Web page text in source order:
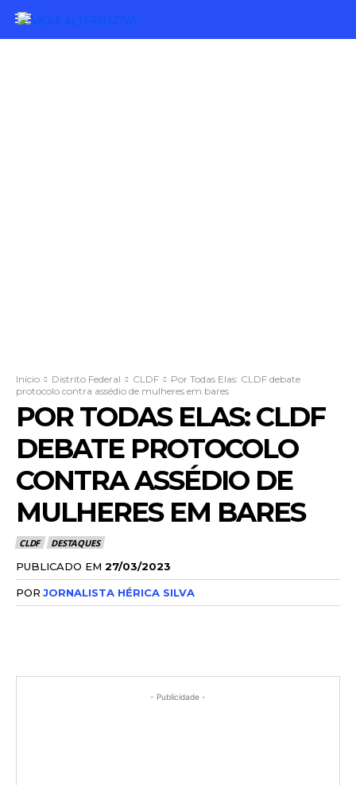
Início Distrito Federal CLDF
Por Todas Elas: CLDF debate
protocolo contra assédio de mulheres em bares
POR TODAS ELAS: CLDF
DEBATE PROTOCOLO
CONTRA ASSÉDIO DE
MULHERES EM BARES
CLDF DESTAQUES
PUBLICADO EM 27/03/2023
POR JORNALISTA HÉRICA SILVA
- Publicidade -